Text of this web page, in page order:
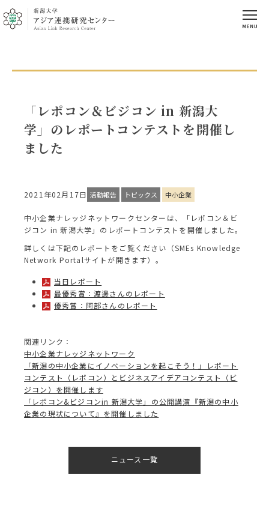
「レポコン＆ビジコン in 新潟大
学」のレポートコンテストを開催し
ました
2021年02月17日 活動報告 トピックス 中小企業
中小企業ナレッジネットワークセンターは、「レポコン＆ビ
ジコン in 新潟大学」のレポートコンテストを開催しました。
詳しくは下記のレポートをご覧ください（SMEs Knowledge
Network Portalサイトが開きます）。
当日レポート
最優秀賞：渡邊さんのレポート
優秀賞：阿部さんのレポート
関連リンク：
中小企業ナレッジネットワーク
「新潟の中小企業にイノベーションを起こそう！」レポート
コンテスト（レポコン）とビジネスアイデアコンテスト（ビ
ジコン）を開催します
「レポコン&ビジコンin 新潟大学」の公開講演『新潟の中小
企業の現状について』を開催しました
ニュース一覧